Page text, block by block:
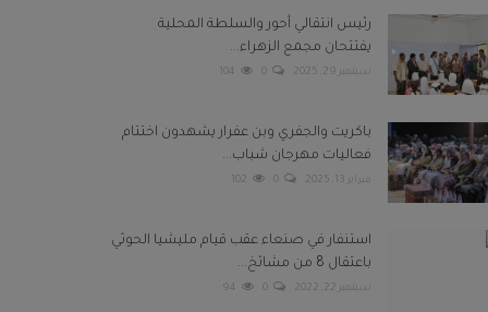
رئيس انتقالي أحور والسلطة المحلية
يفتتحان مجمع الزهراء...
سبتمبر 29, 2025 0
104
باكريت والجفري وبن عفرار يشهدون اختتام
فعاليات مهرجان شباب...
فبراير 13, 2025 0
102
استنفار في صنعاء عقب قيام مليشيا الحوثي
باعتقال 8 من مشائخ...
سبتمبر 22, 2022 0
94